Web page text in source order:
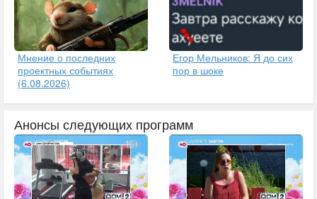
Мнение о последних
проектных событиях
(6.08.2026)
Егор Мельников: Я до сих
пор в шоке
Анонсы следующих программ